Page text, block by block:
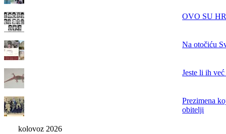
OVO SU
Na otočiću
Jeste li ih
Prezimena
obitelji
kolovoz 2026